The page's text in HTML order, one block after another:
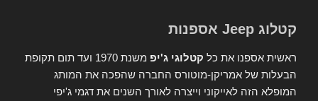
קטלוג Jeep אספנות
ראשית אספנו את כל קטלוגי ג'יפ
משנת 1970 ועד תום תקופת
הבעלות של אמריקן-מוטורס החברה שהפכה את המותג
המופלא הזה לאייקוני וייצרה לאורך השנים את דגמי ג'יפי